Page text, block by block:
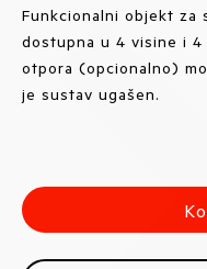
Funkcionalni objekt za
dostupna u 4 visine i
otpora (opcionalno)
je sustav ugašen.